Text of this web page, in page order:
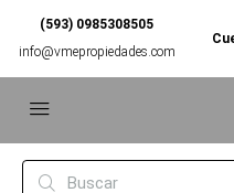
(593) 0985308505
info@vmepropiedades.com